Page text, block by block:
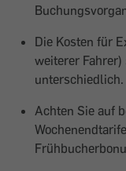
Die Kosten für
weiterer
unterschiedlich.
Achten Sie auf